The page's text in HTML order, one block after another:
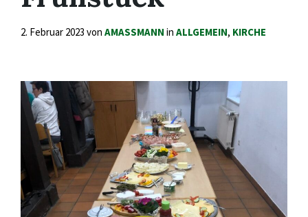
2. Februar 2023 von AMASSMANN in ALLGEMEIN, KIRCHE